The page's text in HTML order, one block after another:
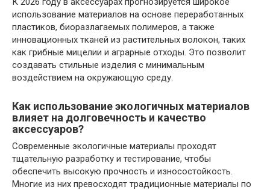
использование материалов на основе переработанных
пластиков, биоразлагаемых полимеров, а также
инновационных тканей из растительных волокон, таких
как грибные мицелии и аграрные отходы. Это позволит
создавать стильные изделия с минимальным
воздействием на окружающую среду.
Как использование экологичных материалов
влияет на долговечность и качество
аксессуаров?
Современные экологичные материалы проходят
тщательную разработку и тестирование, чтобы
обеспечить высокую прочность и износостойкость.
Многие из них превосходят традиционные материалы по